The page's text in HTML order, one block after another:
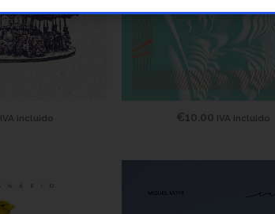
IVA incluido €10.00 IVA incluido